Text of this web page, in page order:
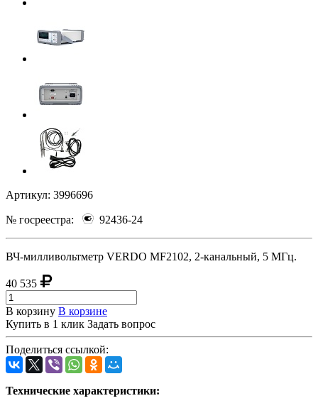
Артикул: 3996696
№ госреестра: 92436-24
ВЧ-милливольтметр VERDO MF2102, 2-канальный, 5 МГц.
40 535
В корзину В корзине
Купить в 1 клик Задать вопрос
Поделиться ссылкой:
Технические характеристики: